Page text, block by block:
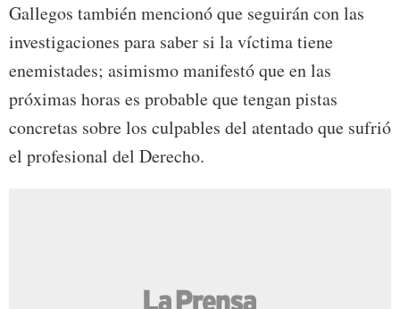
Gallegos también mencionó que seguirán con las
investigaciones para saber si la víctima tiene
enemistades; asimismo manifestó que en las
próximas horas es probable que tengan pistas
concretas sobre los culpables del atentado que sufrió
el profesional del Derecho.